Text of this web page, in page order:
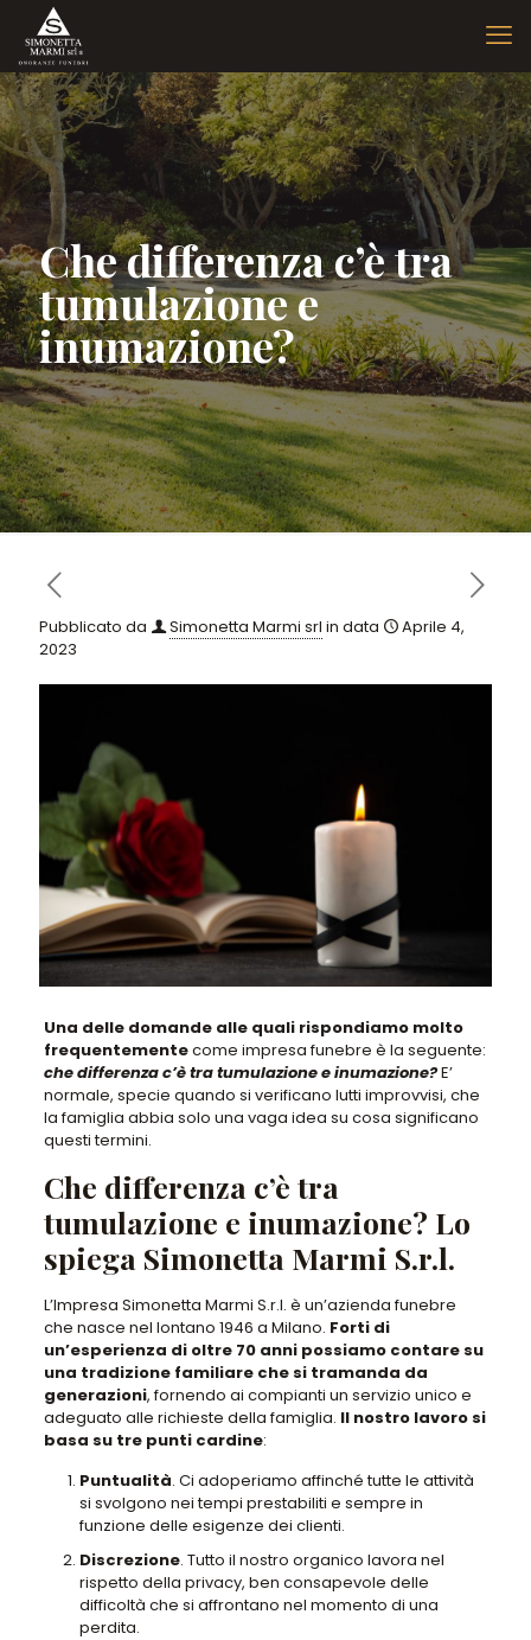
Che differenza c’è tra
tumulazione e
inumazione?
Pubblicato da Simonetta Marmi srl in data
Aprile 4,
2023
Una delle domande alle quali rispondiamo molto
frequentementecome impresa funebre è la seguente:
che differenza c’è tra tumulazione e inumazione?E’
normale, specie quando si verificano lutti improvvisi, che
la famiglia abbia solo una vaga idea su cosa significano
questi termini.
Che differenza c’è tra
tumulazione e inumazione? Lo
spiega Simonetta Marmi S.r.l.
L’Impresa Simonetta Marmi S.r.l. è un’azienda funebre
che nasce nel lontano 1946 a Milano. Forti di
un’esperienza di oltre 70 anni possiamo contare su
una tradizione familiare che si tramanda da
generazioni, fornendo ai compianti un servizio unico e
adeguato alle richieste della famiglia. Il nostro lavoro si
basa su tre punti cardine:
Puntualità. Ci adoperiamo affinché tutte le attività
si svolgono nei tempi prestabiliti e sempre in
funzione delle esigenze dei clienti.
Discrezione. Tutto il nostro organico lavora nel
rispetto della privacy, ben consapevole delle
difficoltà che si affrontano nel momento di una
perdita.